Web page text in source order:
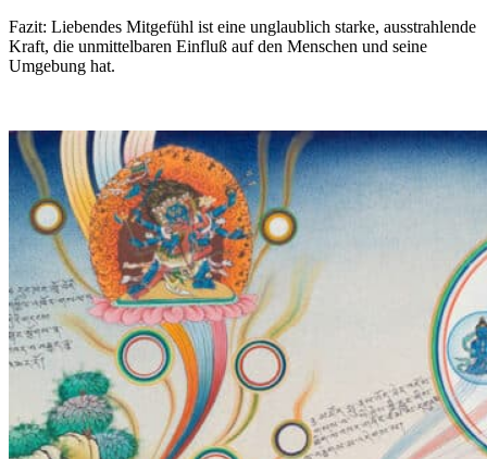
Fazit: Liebendes Mitgefühl ist eine unglaublich starke, ausstrahlende
Kraft, die unmittelbaren Einfluß auf den Menschen und seine
Umgebung hat.